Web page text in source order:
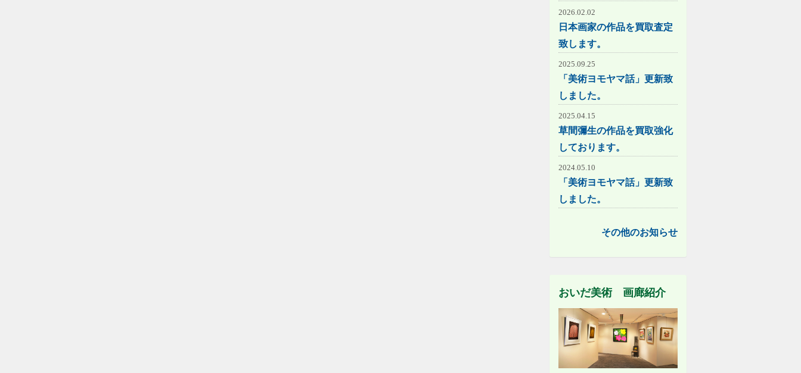
2026.02.02
日本画家の作品を買取査定
致します。
2025.09.25
「美術ヨモヤマ話」更新致
しました。
2025.04.15
草間彌生の作品を買取強化
しております。
2024.05.10
「美術ヨモヤマ話」更新致
しました。
その他のお知らせ
おいだ美術 画廊紹介